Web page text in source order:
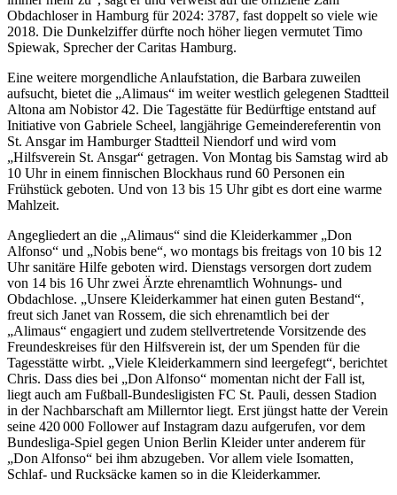
Obdachloser in Hamburg für 2024: 3787, fast doppelt so viele wie
2018. Die Dunkelziffer dürfte noch höher liegen vermutet Timo
Spiewak, Sprecher der Caritas Hamburg.
Eine weitere morgendliche Anlaufstation, die Barbara zuweilen
aufsucht, bietet die „Alimaus“ im weiter westlich gelegenen Stadtteil
Altona am Nobistor 42. Die Tagestätte für Bedürftige entstand auf
Initiative von Gabriele Scheel, langjährige Gemeindereferentin von
St. Ansgar im Hamburger Stadtteil Niendorf und wird vom
„Hilfsverein St. Ansgar“ getragen. Von Montag bis Samstag wird ab
10 Uhr in einem finnischen Blockhaus rund 60 Personen ein
Frühstück geboten. Und von 13 bis 15 Uhr gibt es dort eine warme
Mahlzeit.
Angegliedert an die „Alimaus“ sind die Kleiderkammer „Don
Alfonso“ und „Nobis bene“, wo montags bis freitags von 10 bis 12
Uhr sanitäre Hilfe geboten wird. Dienstags versorgen dort zudem
von 14 bis 16 Uhr zwei Ärzte ehrenamtlich Wohnungs- und
Obdachlose. „Unsere Kleiderkammer hat einen guten Bestand“,
freut sich Janet van Rossem, die sich ehrenamtlich bei der
„Alimaus“ engagiert und zudem stellvertretende Vorsitzende des
Freundeskreises für den Hilfsverein ist, der um Spenden für die
Tagesstätte wirbt. „Viele Kleiderkammern sind leergefegt“, berichtet
Chris. Dass dies bei „Don Alfonso“ momentan nicht der Fall ist,
liegt auch am Fußball-Bundesligisten FC St. Pauli, dessen Stadion
in der Nachbarschaft am Millerntor liegt. Erst jüngst hatte der Verein
seine 420 000 Follower auf Instagram dazu aufgerufen, vor dem
Bundesliga-Spiel gegen Union Berlin Kleider unter anderem für
„Don Alfonso“ bei ihm abzugeben. Vor allem viele Isomatten,
Schlaf- und Rucksäcke kamen so in die Kleiderkammer.